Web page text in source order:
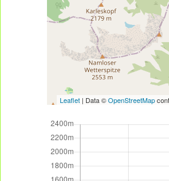
Leaflet | Data ©OpenStreetMap